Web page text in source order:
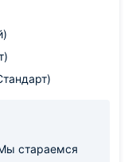
где
и магазинчики
стараемся